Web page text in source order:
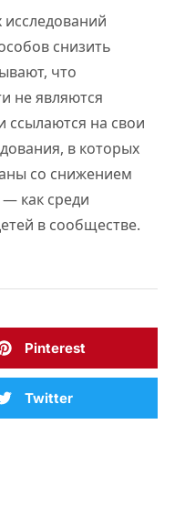
снизить
что
не являются
на свои
в которых
со снижением
как среди
в сообществе.
Pinterest
Twitter